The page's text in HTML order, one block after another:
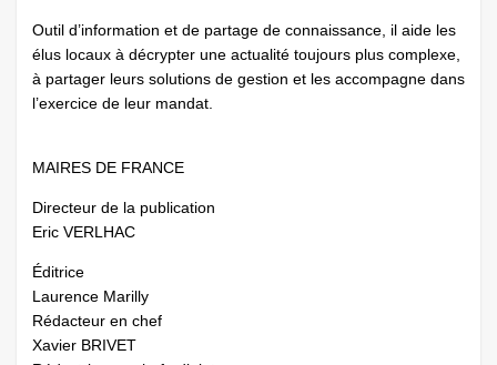
Outil d’information et de partage de connaissance, il aide les
élus locaux à décrypter une actualité toujours plus complexe,
à partager leurs solutions de gestion et les accompagne dans
l’exercice de leur mandat.
MAIRES DE FRANCE
Directeur de la publication
Eric VERLHAC
Éditrice
Laurence Marilly
Rédacteur en chef
Xavier BRIVET